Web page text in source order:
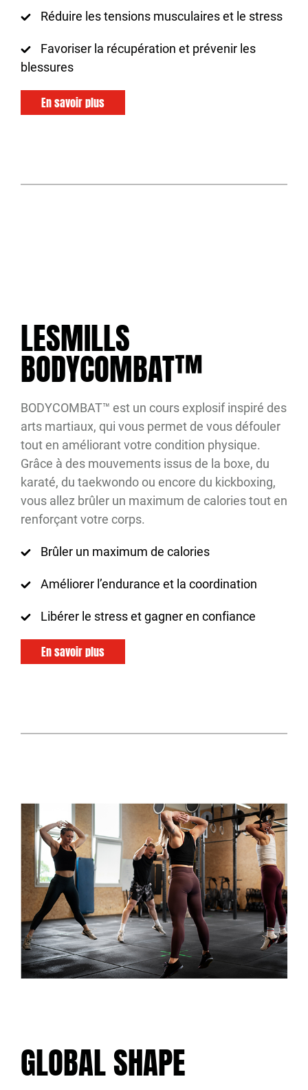
Réduire les tensions musculaires et le stress
Favoriser la récupération et prévenir les
blessures
En savoir plus
LESMILLS
BODYCOMBAT™
BODYCOMBAT™ est un cours explosif inspiré des
arts martiaux, qui vous permet de vous défouler
tout en améliorant votre condition physique.
Grâce à des mouvements issus de la boxe, du
karaté, du taekwondo ou encore du kickboxing,
vous allez brûler un maximum de calories tout en
renforçant votre corps.
Brûler un maximum de calories
Améliorer l’endurance et la coordination
Libérer le stress et gagner en confiance
En savoir plus
GLOBAL SHAPE